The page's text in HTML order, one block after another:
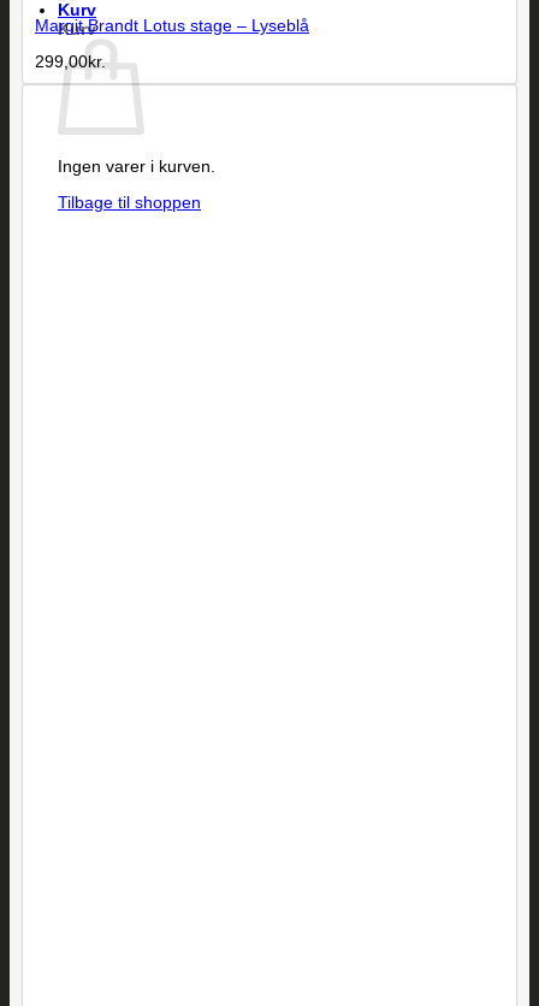
Kurv
Ingen varer i kurven.
Tilbage til shoppen
Margit Brandt Lotus stage – Lyseblå
299,00kr.